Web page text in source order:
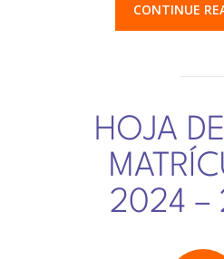
CONTINUE
HOJA
2024 –